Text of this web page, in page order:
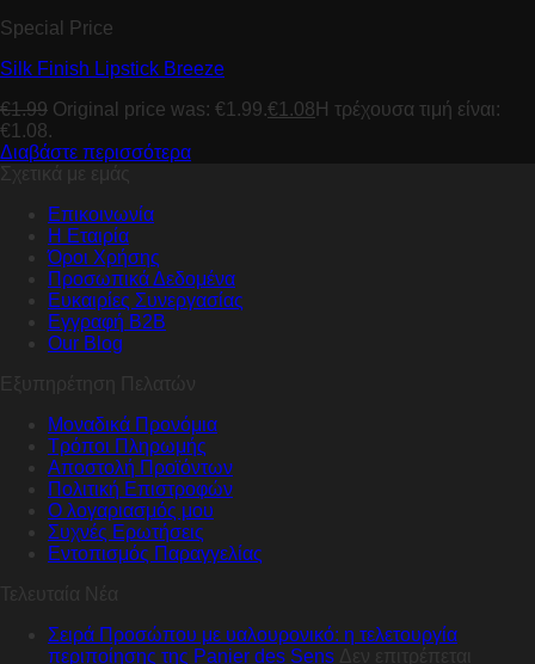
Special Price
Silk Finish Lipstick Breeze
€1.99 Original price was: €1.99.€1.08 Η τρέχουσα τιμή είναι:
€1.08.
Διαβάστε περισσότερα
Σχετικά με εμάς
Επικοινωνία
Η Εταιρία
Όροι Χρήσης
Προσωπικά Δεδομένα
Ευκαιρίες Συνεργασίας
Εγγραφή B2B
Our Blog
Εξυπηρέτηση Πελατών
Μοναδικά Προνόμια
Τρόποι Πληρωμής
Αποστολή Προϊόντων
Πολιτική Επιστροφών
Ο λογαριασμός μου
Συχνές Ερωτήσεις
Εντοπισμός Παραγγελίας
Τελευταία Νέα
Σειρά Προσώπου με υαλουρονικό: η τελετουργία
περιποίησης της Panier des Sens Δεν επιτρέπεται